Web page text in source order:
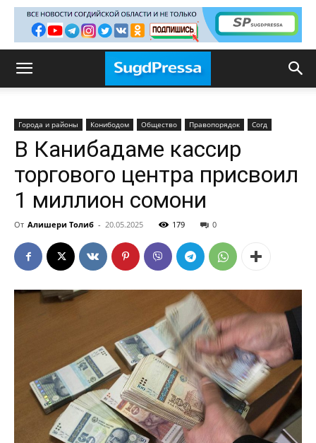
Города и районы Конибодом Общество Правопорядок Согд
В Канибадаме кассир
торгового центра присвоил
1 миллион сомони
От Алишери Толиб - 20.05.2025 179 0